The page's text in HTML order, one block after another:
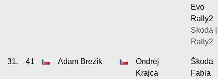
Evo
Rally2
Skoda |
Rally2
31. 41 Adam Brezík
Ondrej
Krajca
Škoda
Fabia